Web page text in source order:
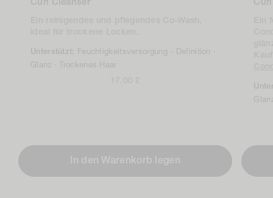
Curl Cleanser
Unterstützt: Feuchtigkeitsversorgung -
Definition ·
Glanz ·
Trockenes Haar
In den Warenkorb legen